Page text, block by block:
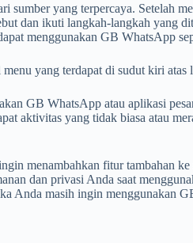
yang terpercaya. Setelah
dan ikuti langkah-langkah yang
menggunakan GB WhatsApp
yang terdapat di sudut kiri
GB WhatsApp atau aplikasi
aktivitas yang tidak biasa atau
menambahkan fitur tambahan
dan privasi Anda saat
Anda masih ingin menggunakan